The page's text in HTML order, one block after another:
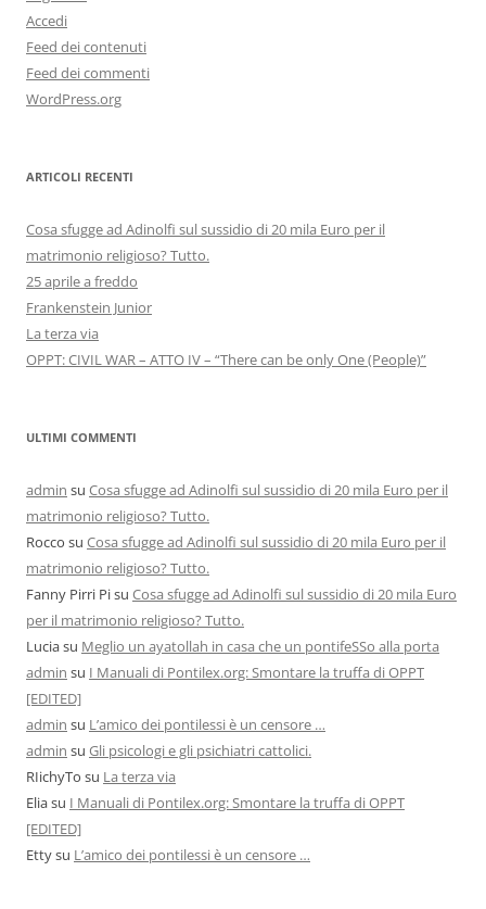
Accedi
Feed dei contenuti
Feed dei commenti
WordPress.org
ARTICOLI RECENTI
Cosa sfugge ad Adinolfi sul sussidio di 20 mila Euro per il
matrimonio religioso? Tutto.
25 aprile a freddo
Frankenstein Junior
La terza via
OPPT: CIVIL WAR – ATTO IV – “There can be only One (People)”
ULTIMI COMMENTI
admin su Cosa sfugge ad Adinolfi sul sussidio di 20 mila Euro per il
matrimonio religioso? Tutto.
Rocco su Cosa sfugge ad Adinolfi sul sussidio di 20 mila Euro per il
matrimonio religioso? Tutto.
Fanny Pirri Pisu Cosa sfugge ad Adinolfi sul sussidio di 20 mila Euro
per il matrimonio religioso? Tutto.
Luciasu Meglio un ayatollah in casa che un pontifeSSo alla porta
admin su I Manuali di Pontilex.org: Smontare la truffa di OPPT
[EDITED]
admin su L’amico dei pontilessi è un censore …
admin su Gli psicologi e gli psichiatri cattolici.
RIichyTo su La terza via
Eliasu I Manuali di Pontilex.org: Smontare la truffa di OPPT
[EDITED]
Ettysu L’amico dei pontilessi è un censore …